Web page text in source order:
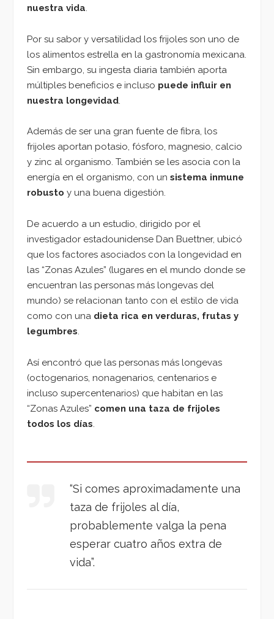
nuestra vida.
Por su sabor y versatilidad los frijoles son uno de
los alimentos estrella en la gastronomía mexicana.
Sin embargo, su ingesta diaria también aporta
múltiples beneficios e incluso puede influir en
nuestra longevidad
Además de ser una gran fuente de fibra, los
frijoles aportan potasio, fósforo, magnesio, calcio
y zinc al organismo. También se les asocia con la
energía en el organismo, con un sistema inmune
robusto y una buena digestión.
De acuerdo a un estudio, dirigido por el
investigador estadounidense Dan Buettner, ubicó
que los factores asociados con la longevidad en
las “Zonas Azules” (lugares en el mundo donde se
encuentran las personas más longevas del
mundo) se relacionan tanto con el estilo de vida
como con una dieta rica en verduras, frutas y
legumbres.
Así encontró que las personas más longevas
(octogenarios, nonagenarios, centenarios e
incluso supercentenarios) que habitan en las
“Zonas Azules” comen una taza de frijoles
todos los días.
“Si comes aproximadamente una
taza de frijoles al día,
probablemente valga la pena
esperar cuatro años extra de
vida”.